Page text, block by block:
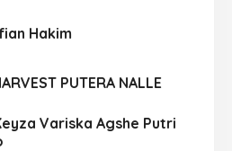
Hakim
PUTERA NALLE
Variska Agshe Putri